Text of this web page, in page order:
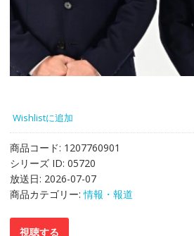
Wishlistに追加
商品コード: 1207760901
シリーズ ID: 05720
放送日: 2026-07-07
商品カテゴリー:情報・報道